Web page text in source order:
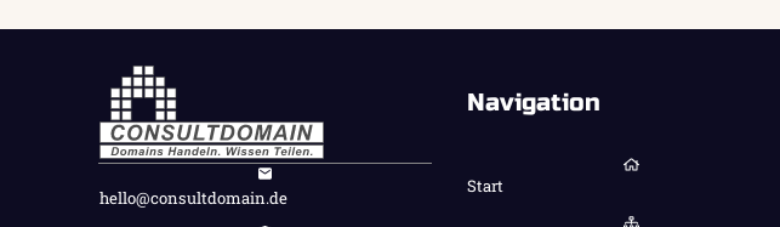
hello@consultdomain.de
Navigation
Start